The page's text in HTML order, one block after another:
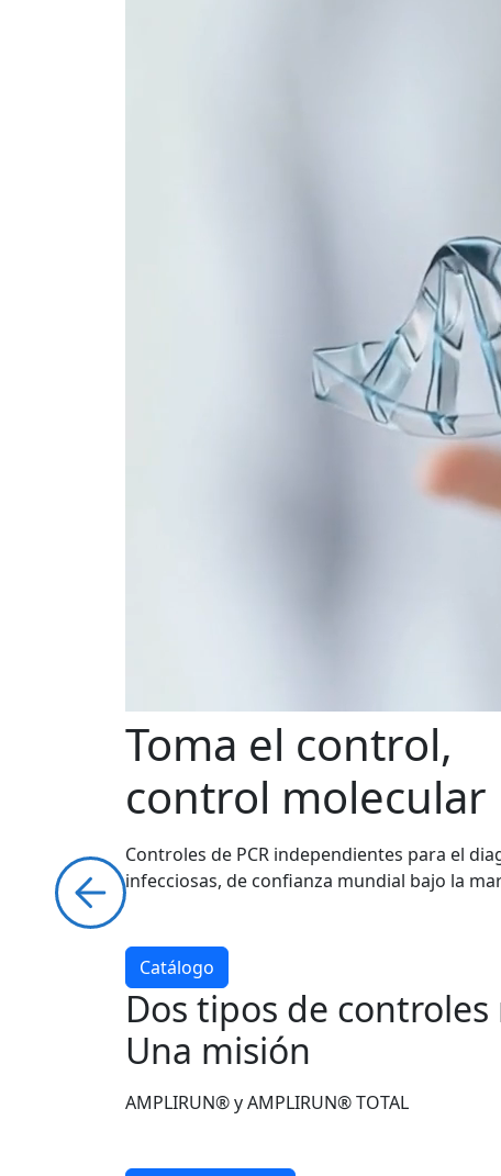
Toma el control,
control molecular
Controles de PCR independientes para el
infecciosas, de confianza mundial bajo la
Catálogo
Dos tipos de
Una misión
AMPLIRUN® y AMPLIRUN® TOTAL